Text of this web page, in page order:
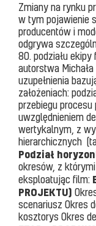
Zmiany na rynku
w tym pojawienie
producentów i
odgrywa
80. podziału
autorstwa
uzupełnienia
założeniach:
przebiegu
uwzględnieniem
wertykalnym, z
hierarchicznych
Podział
okresów, z
eksploatując film:
PROJEKTU)
scenariusz Okres
kosztorys Okres